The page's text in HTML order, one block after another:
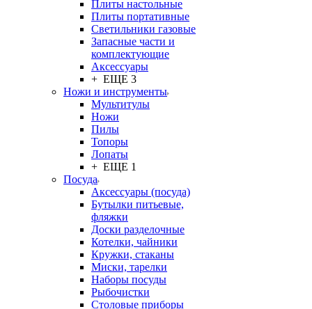
Плиты настольные
Плиты портативные
Светильники газовые
Запасные части и
комплектующие
Аксессуары
+ ЕЩЕ 3
Ножи и инструменты
Мультитулы
Ножи
Пилы
Топоры
Лопаты
+ ЕЩЕ 1
Посуда
Аксессуары (посуда)
Бутылки питьевые,
фляжки
Доски разделочные
Котелки, чайники
Кружки, стаканы
Миски, тарелки
Наборы посуды
Рыбочистки
Столовые приборы